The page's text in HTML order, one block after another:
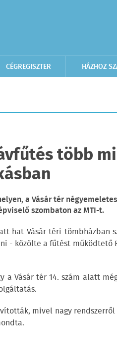
CÉGREGISZTER HÁZHOZ
több
a Vásár tér négyemeletes
szombaton az MTI-t.
hat Vásár téri tömbházban
- közölte a fűtést működtető
a Vásár tér 14. szám alatt
mivel nagy rendszerről